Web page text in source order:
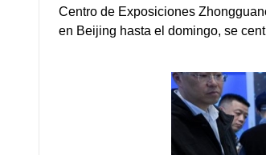
Centro de Exposiciones
en Beijing hasta el domingo, se